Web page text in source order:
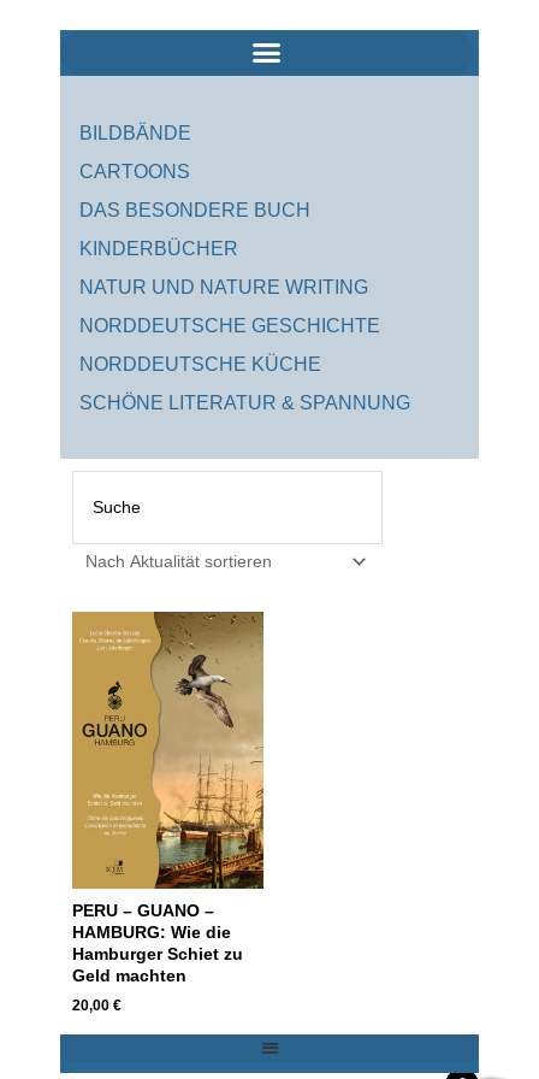
Inhalt
BILDBÄNDE
CARTOONS
DAS BESONDERE BUCH
KINDERBÜCHER
NATUR UND NATURE WRITING
NORDDEUTSCHE GESCHICHTE
NORDDEUTSCHE KÜCHE
SCHÖNE LITERATUR & SPANNUNG
PERU – GUANO –
HAMBURG: Wie die
Hamburger Schiet zu
Geld machten
20,00 €